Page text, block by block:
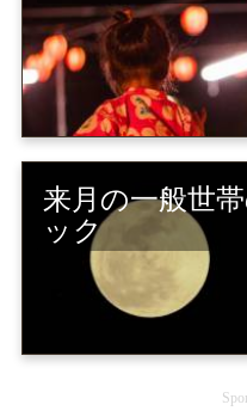
来月の一般世
ック